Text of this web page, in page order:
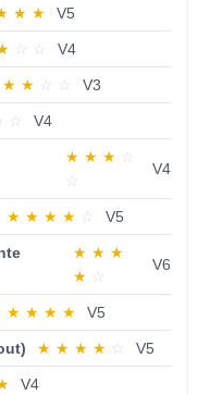
★ ★ V5
☆ ☆ V4
★ ★ ☆ ☆ V3
☆ V4
★ ★ ★
☆
☆
V4
★ ★ ★ ★ ☆ V5
★ ★ ★
★
☆
V6
★ ★ ★ ★ V5
★ ★ ★ ★ ☆ V5
V4